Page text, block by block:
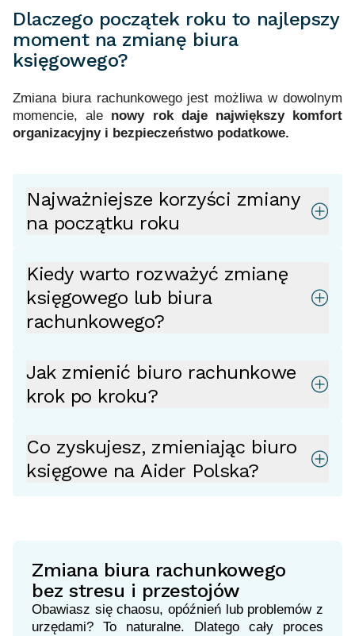
Dlaczego początek roku to najlepszy
moment na zmianę biura
księgowego?
Zmiana biura rachunkowego jest możliwa w dowolnym
momencie, ale nowy rok daje największy komfort
organizacyjny i bezpieczeństwo podatkowe.
Najważniejsze korzyści zmiany
na początku roku
Kiedy warto rozważyć zmianę
księgowego lub biura
rachunkowego?
Jak zmienić biuro rachunkowe
krok po kroku?
Co zyskujesz, zmieniając biuro
księgowe na Aider Polska?
Zmiana biura rachunkowego
bez stresu i przestojów
Obawiasz się chaosu, opóźnień lub problemów z
urzędami? To naturalne. Dlatego cały proces